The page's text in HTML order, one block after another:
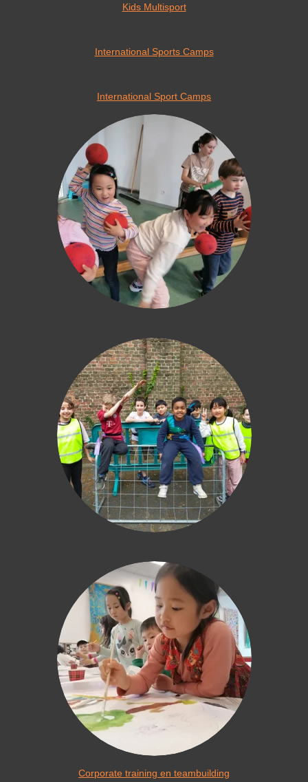
Kids Multisport
International Sports Camps
International Sport Camps
Corporate training en teambuilding